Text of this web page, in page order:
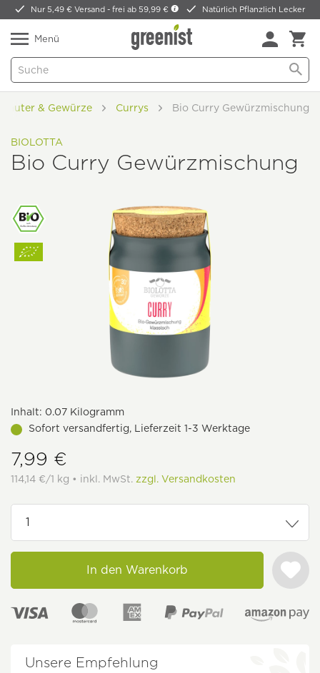
Nur 5,49 € Versand -frei ab 59,99 € Natürlich Pflanzlich Lecker
Menü
& Gewürze Currys Bio Curry Gewürzmischung
BIOLOTTA
Bio Curry Gewürzmischung
Inhalt: 0.07 Kilogramm
Sofort versandfertig, Lieferzeit 1-3 Werktage
7,99 €
114,14 €/1 kg • inkl. MwSt. zzgl. Versandkosten
In den Warenkorb
Unsere Empfehlung